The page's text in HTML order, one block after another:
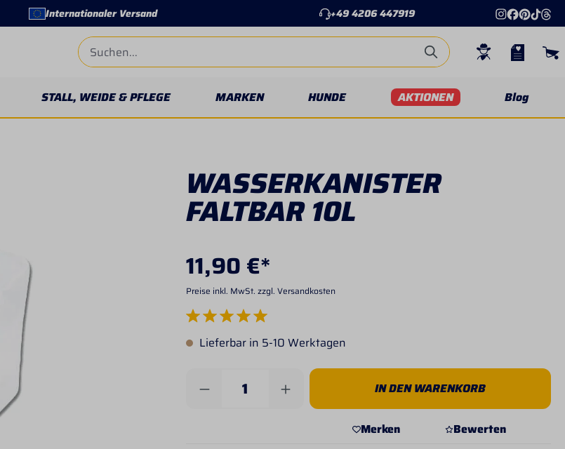
Internationaler Versand +49 4206 447919
STALL, WEIDE & PFLEGE MARKEN HUNDE AKTIONEN Blog
WASSERKANISTER
FALTBAR 10L
11,90 €*
Preise inkl. MwSt. zzgl. Versandkosten
Durchschnittliche Bewertung von 5 von 5 Sternen
Lieferbar in 5-10 Werktagen
Produkt Anzahl: Gib den gewünschten Wert
IN DEN WARENKORB
Merken
Bewerten